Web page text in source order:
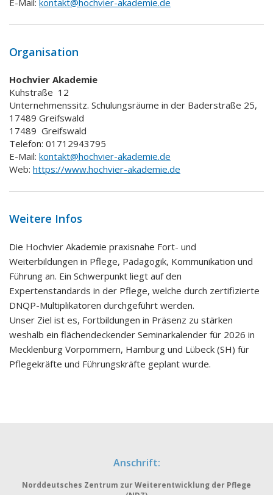
E-Mail: kontakt@hochvier-akademie.de
Organisation
Hochvier Akademie
Kuhstraße 12
Unternehmenssitz. Schulungsräume in der Baderstraße 25,
17489 Greifswald
17489 Greifswald
Telefon: 01712943795
E-Mail: kontakt@hochvier-akademie.de
Web: https://www.hochvier-akademie.de
Weitere Infos
Die Hochvier Akademie praxisnahe Fort- und
Weiterbildungen in Pflege, Pädagogik, Kommunikation und
Führung an. Ein Schwerpunkt liegt auf den
Expertenstandards in der Pflege, welche durch zertifizierte
DNQP-Multiplikatoren durchgeführt werden.
Unser Ziel ist es, Fortbildungen in Präsenz zu stärken
weshalb ein flächendeckender Seminarkalender für 2026 in
Mecklenburg Vorpommern, Hamburg und Lübeck (SH) für
Pflegekräfte und Führungskräfte geplant wurde.
Anschrift:
Norddeutsches Zentrum zur Weiterentwicklung der Pflege